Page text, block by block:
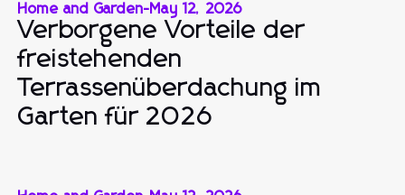
Home and Garden-May 12, 2026
Verborgene Vorteile der
freistehenden
Terrassenüberdachung im
Garten für 2026